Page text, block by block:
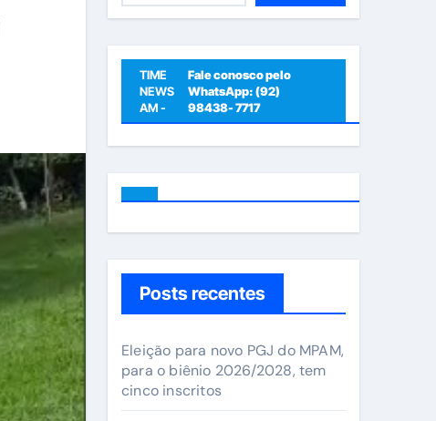
TIME
NEWS
AM -
Fale conosco pelo
WhatsApp: (92)
98438- 7717
Posts recentes
Eleição para novo PGJ do MPAM,
para o biênio 2026/2028, tem
cinco inscritos